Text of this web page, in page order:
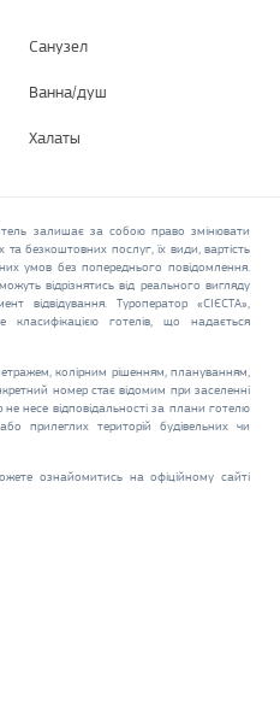
Санузел
Ванна/душ
Халаты
залишає за собою право змінювати
безкоштовних послуг, їх види, вартість
умов без попереднього повідомлення.
відрізнятись від реального вигляду
відвідування. Туроператор «СІЄСТА»,
класифікацією готелів, що надається
колірним рішенням, плануванням,
номер стає відомим при заселенні
несе відповідальності за плани готелю
прилеглих територій будівельних чи
ознайомитись на офіційному сайті